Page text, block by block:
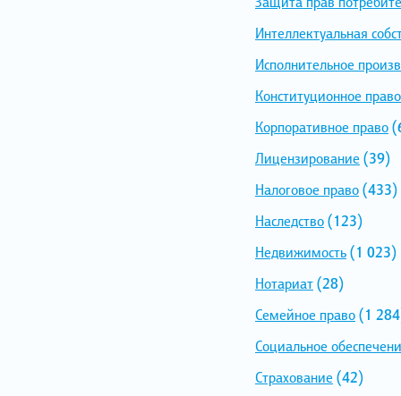
Интеллектуальная
Исполнительное
Конституционное право
Корпоративное право
Лицензирование (39)
Налоговое право(433)
Наследство(123)
Недвижимость(1 023)
Нотариат(28)
Семейное право(1
Социальное
Страхование (42)